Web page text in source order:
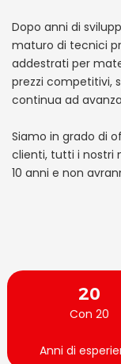
Dopo anni di
maturo di tecnici
addestrati per
prezzi competitivi,
continua ad
Siamo in grado di
clienti, tutti i nostri
10 anni e non
20
Con 20
Anni di